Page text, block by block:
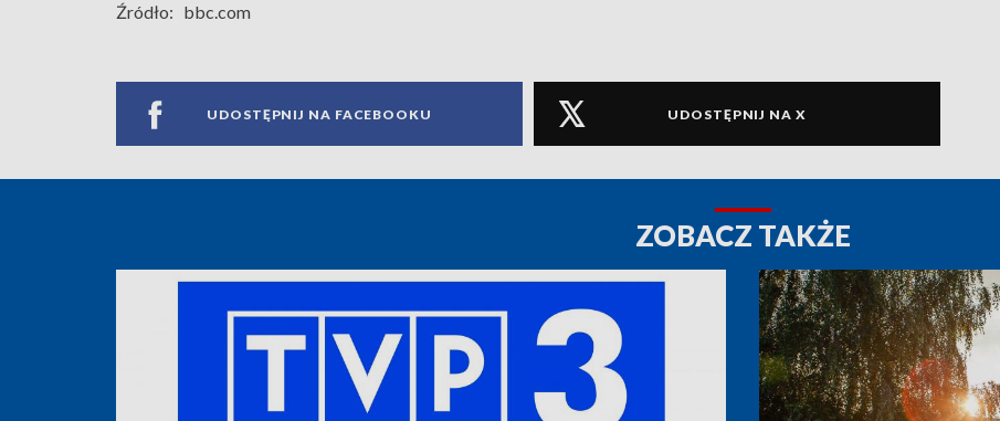
Źródło: bbc.com
UDOSTĘPNIJ NA FACEBOOKU UDOSTĘPNIJ NA X
ZOBACZ TAKŻE